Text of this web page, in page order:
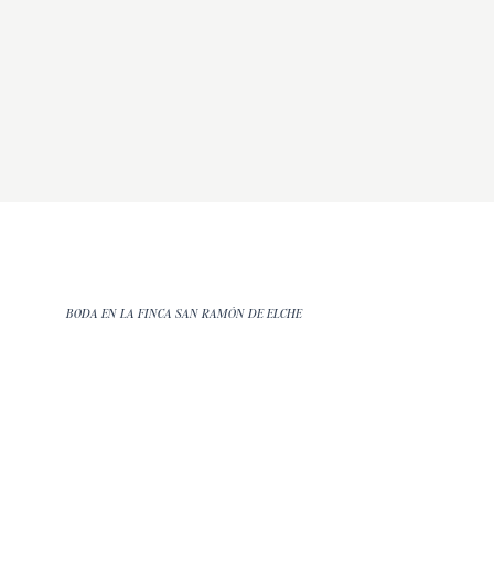
BODA EN LA FINCA SAN RAMÓN DE ELCHE